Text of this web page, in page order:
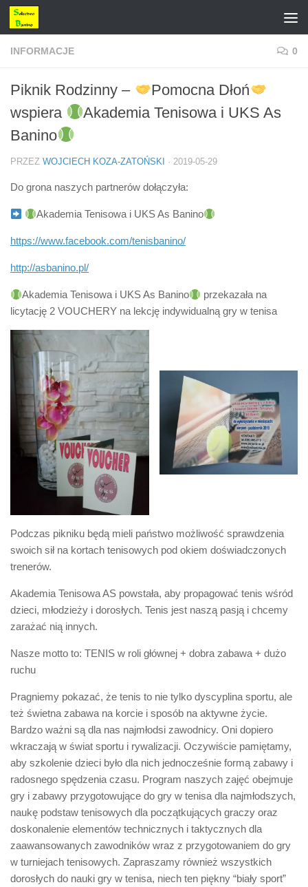
Przejdź do treści
INFORMACJE 0
Piknik Rodzinny –
Pomocna Dłoń
wspiera
Akademia Tenisowa i UKS As
Banino
PRZEZ WOJCIECH KOZA-ZATOŃSKI · 2019-05-29
Do grona naszych partnerów dołączyła:
Akademia Tenisowa i UKS As Banino
https://www.facebook.com/tenisbanino/
http://asbanino.pl/
Akademia Tenisowa i UKS As Banino
przekazała na
licytację 2 VOUCHERY na lekcję indywidualną gry w tenisa
Podczas pikniku będą mieli państwo możliwość sprawdzenia
swoich sił na kortach tenisowych pod okiem doświadczonych
trenerów.
Akademia Tenisowa AS powstała, aby propagować tenis wśród
dzieci, młodzieży i dorosłych. Tenis jest naszą pasją i chcemy
zarażać nią innych.
Nasze motto to: TENIS w roli głównej + dobra zabawa + dużo
ruchu
Pragniemy pokazać, że tenis to nie tylko dyscyplina sportu, ale
też świetna zabawa na korcie i sposób na aktywne życie.
Bardzo ważni są dla nas najmłodsi zawodnicy. Oni dopiero
wkraczają w świat sportu i rywalizacji. Oczywiście pamiętamy,
aby szkolenie dzieci było dla nich jednocześnie formą zabawy i
radosnego spędzenia czasu. Program naszych zajęć obejmuje
gry i zabawy przygotowujące do gry w tenisa dla najmłodszych,
naukę podstaw tenisowych dla początkujących graczy oraz
doskonalenie elementów technicznych i taktycznych dla
zaawansowanych zawodników wraz z przygotowaniem do gry
w turniejach tenisowych. Zapraszamy również wszystkich
dorosłych do nauki gry w tenisa, niech ten piękny “biały sport”